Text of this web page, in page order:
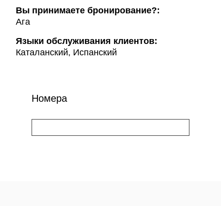
Вы принимаете бронирование?:
Ага
Языки обслуживания клиентов:
Каталанский, Испанский
Номера